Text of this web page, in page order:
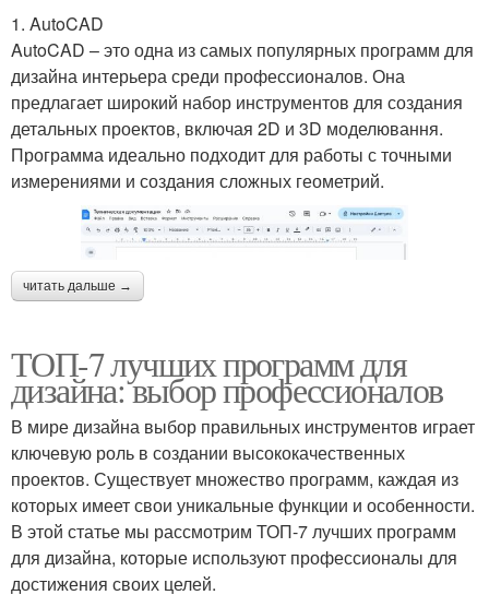
1. AutoCAD
AutoCAD – это одна из самых популярных программ для
дизайна интерьера среди профессионалов. Она
предлагает широкий набор инструментов для создания
детальных проектов, включая 2D и 3D моделювання.
Программа идеально подходит для работы с точными
измерениями и создания сложных геометрий.
читать дальше →
ТОП-7 лучших программ для
дизайна: выбор профессионалов
В мире дизайна выбор правильных инструментов играет
ключевую роль в создании высококачественных
проектов. Существует множество программ, каждая из
которых имеет свои уникальные функции и особенности.
В этой статье мы рассмотрим ТОП-7 лучших программ
для дизайна, которые используют профессионалы для
достижения своих целей.